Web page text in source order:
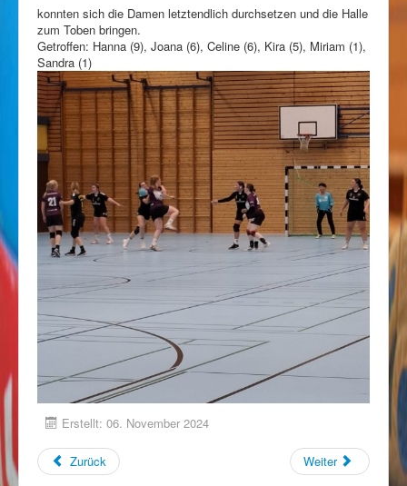
konnten sich die Damen letztendlich durchsetzen und die Halle
zum Toben bringen.
Getroffen: Hanna (9), Joana (6), Celine (6), Kira (5), Miriam (1),
Sandra (1)
Erstellt: 06. November 2024
Zurück Weiter